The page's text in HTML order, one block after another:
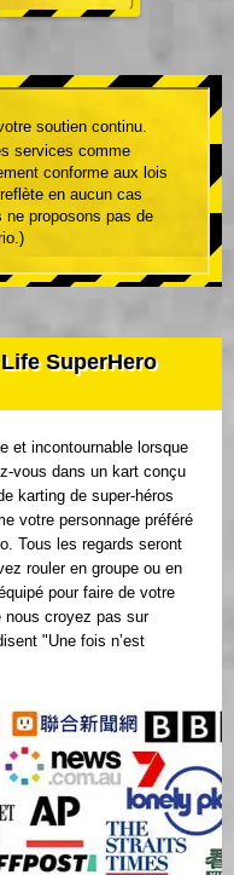
soutien continu.
services comme
conforme aux lois
en aucun cas
ne proposons pas de
SuperHero
et incontournable lorsque
vous dans un kart conçu
karting de super-héros
votre personnage préféré
Tous les regards seront
rouler en groupe ou en
pour faire de votre
nous croyez pas sur
"Une fois n’est